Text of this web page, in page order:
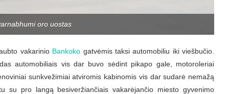
oro uostas
vakarinio Bankoko gatvėmis taksi automobiliu iki viešbučio.
automobiliais vis dar buvo sėdint pikapo gale, motoroleriai
sunkvežimiai atviromis kabinomis vis dar sudarė nemažą
su pro langą besiveržiančiais vakarėjančio miesto gyvenimo